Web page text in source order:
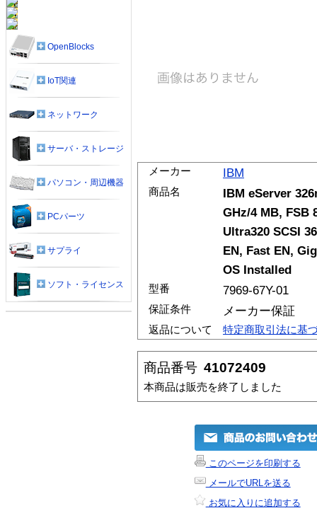
メーカー IBM
商品名
IBM eServer
GHz/4 MB, FSB
Ultra320 SCSI
EN, Fast EN,
OS Installed
型番 7969-67Y-01
保証条件 メーカー保証
返品について 特定商取引法に基
商品番号 41072409
本商品は販売を終了しました
このページを印刷する
メールでURLを送る
お気に入りに追加する
OpenBlocks
IoT関連
ネットワーク
サーバ・ストレージ
パソコン・周辺機器
PCパーツ
サプライ
ソフト・ライセンス